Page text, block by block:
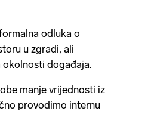
odluka o
u zgradi, ali
događaja.
manje vrijednosti iz
provodimo internu